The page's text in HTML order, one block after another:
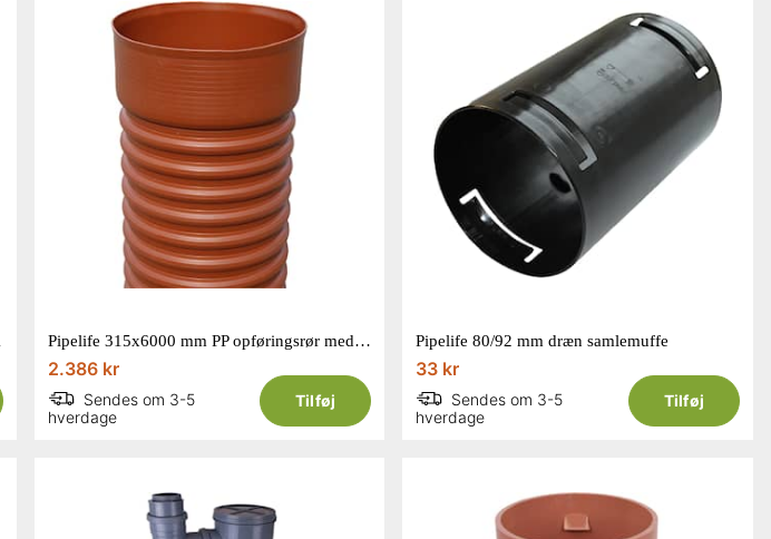
Pipelife 315x6000 mm PP opføringsrør med muffe
2.386 kr
Sendes om 3-5
hverdage
Tilføj
Pipelife 80/92 mm dræn samlemuffe
33 kr
Sendes om 3-5
hverdage
Tilføj